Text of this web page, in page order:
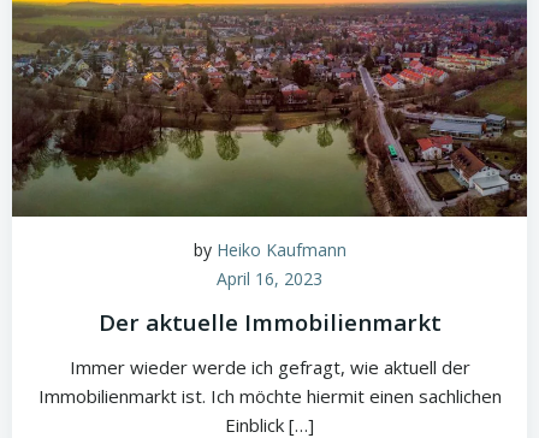
by Heiko Kaufmann
April 16, 2023
Der aktuelle Immobilienmarkt
Immer wieder werde ich gefragt, wie aktuell der
Immobilienmarkt ist. Ich möchte hiermit einen sachlichen
Einblick […]